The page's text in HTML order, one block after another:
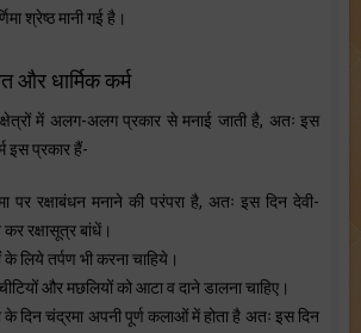
श्रेष्ठ मानी गई है।
और धार्मिक कर्म
क्षेत्रों में अलग-अलग प्रकार से मनाई जाती है, अतः इस
इस प्रकार हैं-
पर रक्षाबंधन मनाने की परंपरा है, अतः इस दिन देवी-
रक्षासूत्र बांधें।
लिये तर्पण भी करना चाहिये।
और मछलियों को आटा व दाने डालना चाहिए।
के दिन चंद्रमा अपनी पूर्ण कलाओं में होता है अतः इस दिन